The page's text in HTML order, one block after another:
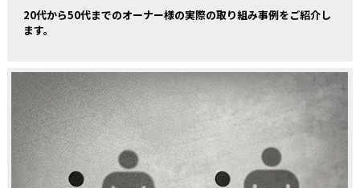
20代から50代までのオーナー様の実際の取り組み事例をご紹介し
ます。